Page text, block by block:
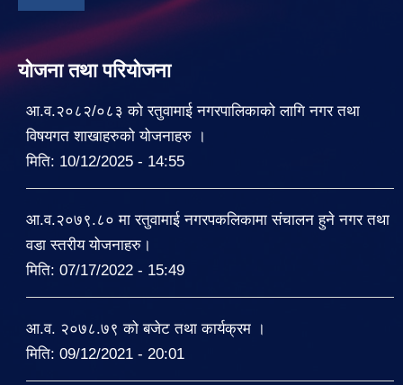
योजना तथा परियोजना
आ.व.२०८२/०८३ को रतुवामाई नगरपालिकाको लागि नगर तथा
विषयगत शाखाहरुको योजनाहरु ।
मिति: 10/12/2025 - 14:55
आ.व.२०७९.८० मा रतुवामाई नगरपकलिकामा संचालन हुने नगर तथा
वडा स्तरीय योजनाहरु।
मिति: 07/17/2022 - 15:49
आ.व. २०७८.७९ को बजेट तथा कार्यक्रम ।
मिति: 09/12/2021 - 20:01